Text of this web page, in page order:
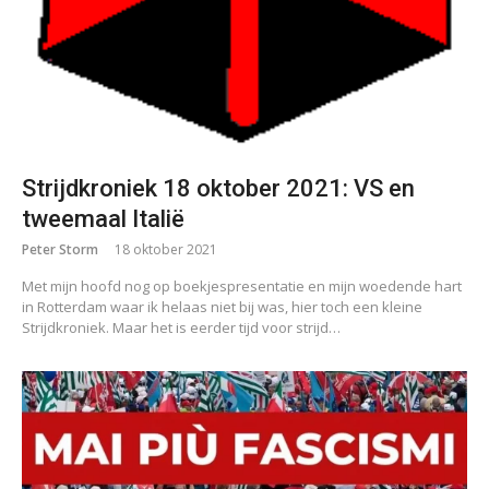
Strijdkroniek 18 oktober 2021: VS en
tweemaal Italië
Peter Storm 18 oktober 2021
Met mijn hoofd nog op boekjespresentatie en mijn woedende hart
in Rotterdam waar ik helaas niet bij was, hier toch een kleine
Strijdkroniek. Maar het is eerder tijd voor strijd…